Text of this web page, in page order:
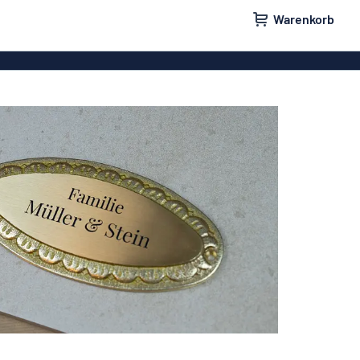
Warenkorb
Türschilder
Aufkleber
Briefkastenschilder